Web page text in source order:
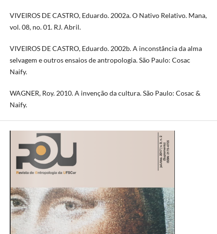
VIVEIROS DE CASTRO, Eduardo. 2002a. O Nativo Relativo. Mana,
vol. 08, no. 01. RJ. Abril.
VIVEIROS DE CASTRO, Eduardo. 2002b. A inconstância da alma
selvagem e outros ensaios de antropologia. São Paulo: Cosac
Naify.
WAGNER, Roy. 2010. A invenção da cultura. São Paulo: Cosac &
Naify.